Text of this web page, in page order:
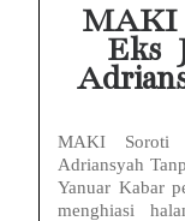
MAKI
Eks
MAKI Soroti
Adriansyah
Yanuar Kabar
menghiasi